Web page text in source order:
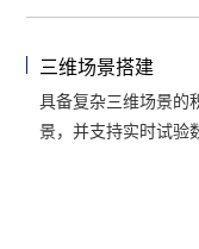
三维场景搭建
具备复杂三维场景的
景，并支持实时试验